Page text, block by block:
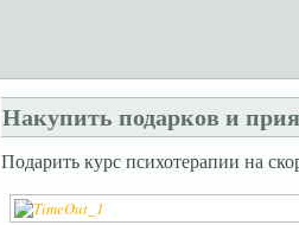
Накупить подарков и
Подарить курс психотерапии на